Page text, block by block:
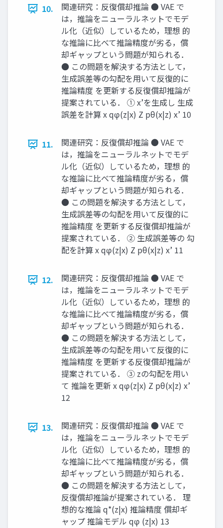
10.
関連研究：反復償却推論 ● VAE で
は，推論をニューラルネットでモデ
ル化（近似）しているため，理想 的
な推論に比べて推論精度が劣る，償
却ギャップという問題が知られる．
● この問題を解決する方法として，
生成誤差等の勾配を用いて反復的に
推論精度 を更新する反復償却推論が
提案されている． ① x’を生成し 生成
誤差を計算 x qφ(z|x) Z pθ(x|z) x’ 10
11.
関連研究：反復償却推論 ● VAE で
は，推論をニューラルネットでモデ
ル化（近似）しているため，理想 的
な推論に比べて推論精度が劣る，償
却ギャップという問題が知られる．
● この問題を解決する方法として，
生成誤差等の勾配を用いて反復的に
推論精度 を更新する反復償却推論が
提案されている． ② 生成誤差等の 勾
配を計算 x qφ(z|x) Z pθ(x|z) x’ 11
12.
関連研究：反復償却推論 ● VAE で
は，推論をニューラルネットでモデ
ル化（近似）しているため，理想 的
な推論に比べて推論精度が劣る，償
却ギャップという問題が知られる．
● この問題を解決する方法として，
生成誤差等の勾配を用いて反復的に
推論精度 を更新する反復償却推論が
提案されている． ③ zの勾配を用い
て 推論を更新 x qφ(z|x) Z pθ(x|z) x’
12
13.
関連研究：反復償却推論 ● VAE で
は，推論をニューラルネットでモデ
ル化（近似）しているため，理想 的
な推論に比べて推論精度が劣る，償
却ギャップという問題が知られる．
● この問題を解決する方法として，
反復償却推論が提案されている． 理
想的な推論 q*(z|x) 推論精度 償却ギ
ャップ 推論モデル qφ (z|x) 13